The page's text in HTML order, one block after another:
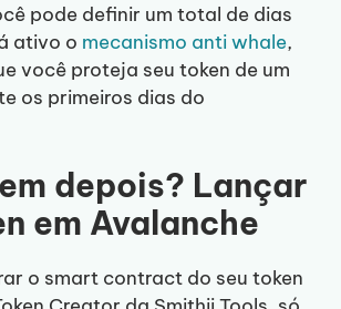
pode definir um total de dias
ativo o mecanismo anti whale,
você proteja seu token de um
os primeiros dias do
depois? Lançar
em Avalanche
o smart contract do seu token